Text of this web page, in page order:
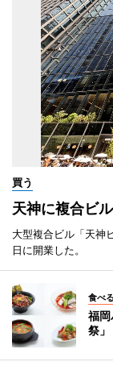
買う
天神に複合ビ
大型複合ビル「天神
日に開業した。
食べる
福
祭